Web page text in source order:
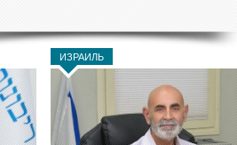
ИЗРАИЛЬ